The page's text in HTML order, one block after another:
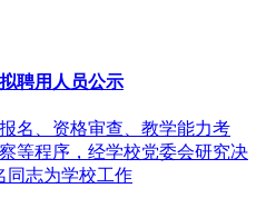
聘用人员公示
名、资格审查、教学能力考
等程序，经学校党委会研究决
同志为学校工作